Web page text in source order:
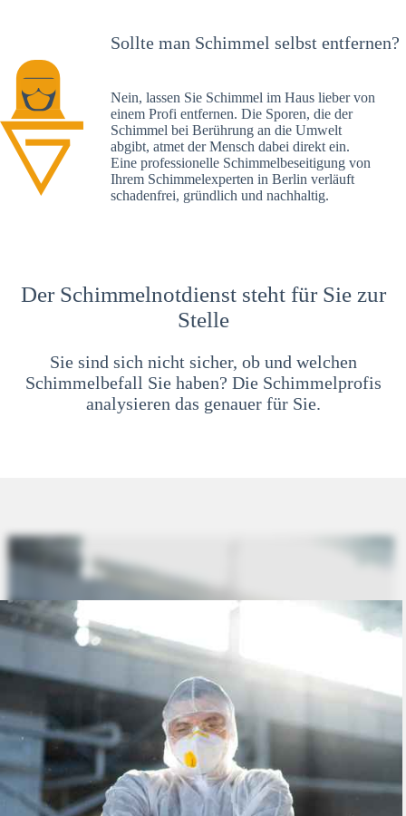
Sollte man Schimmel selbst entfernen?
Nein, lassen Sie Schimmel im Haus lieber von
einem Profi entfernen. Die Sporen, die der
Schimmel bei Berührung an die Umwelt
abgibt, atmet der Mensch dabei direkt ein.
Eine professionelle Schimmelbeseitigung von
Ihrem Schimmelexperten in Berlin verläuft
schadenfrei, gründlich und nachhaltig.
Der Schimmelnotdienst steht für Sie zur
Stelle
Sie sind sich nicht sicher, ob und welchen
Schimmelbefall Sie haben? Die Schimmelprofis
analysieren das genauer für Sie.